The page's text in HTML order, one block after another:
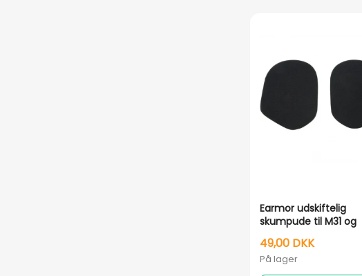
Earmor udskiftelig
skumpude til M31 og
M32
49,00 DKK
På lager